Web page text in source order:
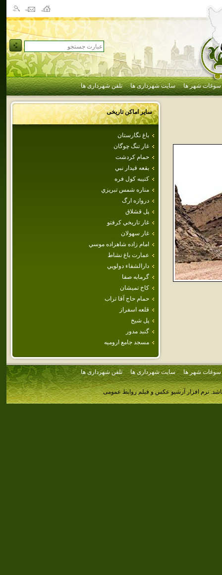
سوغات شهر ها سایت شهرداری ها تلفن شهرداری ها
سایر اماکن تاریخی
باغ نگارستان
غار تنگ چوگان
حمام كردشت
بقعه قيدار نبي
كتيبه كول فره
مناره شمس تبريزي
دروازه ارگ
پل قشلاق
غار تاريخي كرفتو
غار سهولان
امام‌ زاده‌ شاهزاده‌ موسي‌
عمارت باغ نشاط
دارالشفاء دولويي
گرمابه‌ صفا
كاخ تميشان
حمام حاج آقا تراب
قلعه اسفراز
پل شيخ
گنبد مدور
مسجد جامع اروميه
سوغات شهر ها سایت شهرداری ها تلفن شهرداری ها
نرم افزار آرشیو عکس و فیلم روابط عمومی